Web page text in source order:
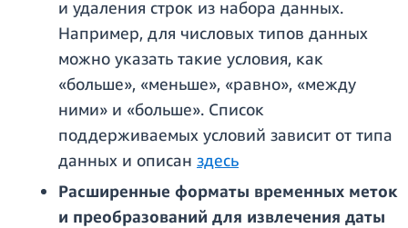
и удаления строк из набора данных.
Например, для числовых типов данных
можно указать такие условия, как
«больше», «меньше», «равно», «между
ними» и «больше». Список
поддерживаемых условий зависит от типа
данных и описан здесь
Расширенные форматы временных меток
и преобразований для извлечения даты